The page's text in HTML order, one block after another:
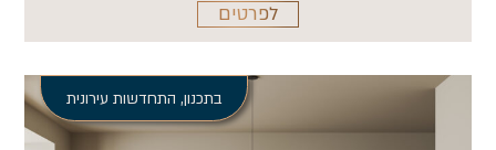
לפרטים
בתכנון, התחדשות עירונית